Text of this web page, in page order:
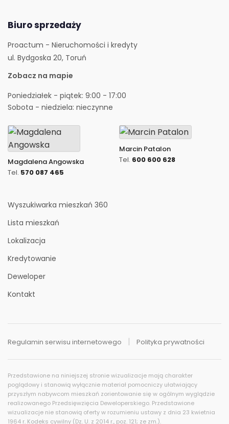
Historia cen
Biuro sprzedaży
Proactum - Nieruchomości i kredyty
ul. Bydgoska 20, Toruń
Zobacz na mapie
Poniedziałek - piątek: 9:00 - 17:00
Sobota - niedziela: nieczynne
Magdalena Angowska
Tel. 570 087 465
Marcin Patalon
Tel. 600 600 628
Wyszukiwarka mieszkań 360
Lista mieszkań
Lokalizacja
Kredytowanie
Deweloper
Kontakt
Regulamin serwisu internetowego Polityka prywatności
Przedstawione na niniejszej stronie wizualizacje mają charakter
poglądowy i stanowią wyłącznie materiał pomocniczy ułatwiający
przyszłym nabywcom mieszkań zorientowanie się w ogólnym wyglądzie
realizowanego Przedsięwzięcia Deweloperskiego. Przedstawione
wizualizacje nie stanowią oferty w rozumieniu ustawy z dnia 23 kwietnia
1964 r. Kodeks cywilny (Dz. U. z 2014 r., poz. 121; ze zm.).